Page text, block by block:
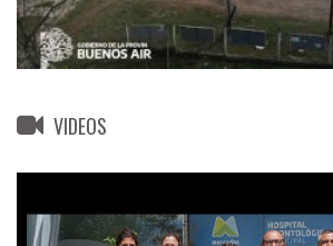
VIDEOS